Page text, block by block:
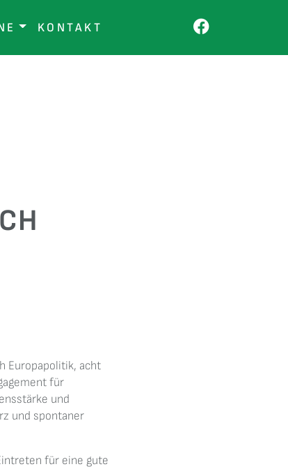
KONTAKT
Europapolitik, acht
für
und
und spontaner
für eine gute